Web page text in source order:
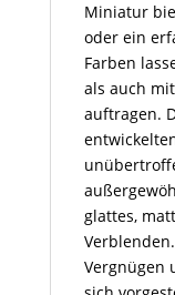
Miniatur
oder ein
Farben
als auch
auftragen.
glattes,
Vergnügen